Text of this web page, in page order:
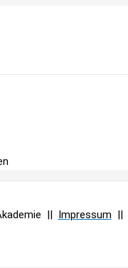
|| Impressum ||